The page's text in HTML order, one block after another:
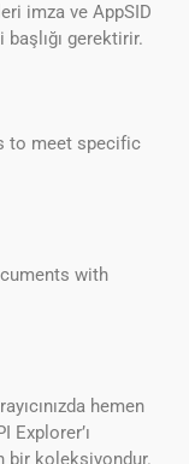
imza ve AppSID
gerektirir.
to meet specific
with
hemen
Explorer’ı
bir koleksiyondur.